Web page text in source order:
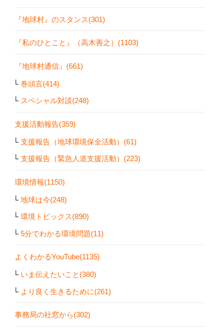
『地球村』のスタンス(301)
『私のひとこと』（高木善之）(1103)
『地球村通信』(661)
巻頭言(414)
スペシャル対談(248)
支援活動報告(359)
支援報告（地球環境保全活動）(61)
支援報告（緊急人道支援活動）(223)
環境情報(1150)
地球は今(248)
環境トピックス(890)
5分でわかる環境問題(11)
よくわかるYouTube(1135)
いま伝えたいこと(380)
より良く生きるために(261)
事務局の社窓から(302)